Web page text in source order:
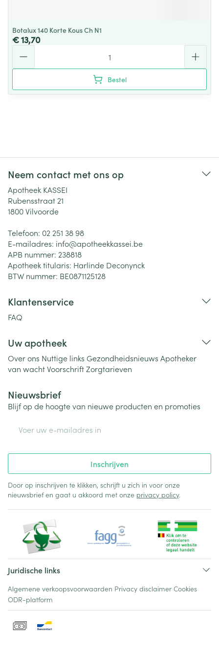
Botalux 140 Korte Kous Ch N1
€ 13,70
Bestel
Neem contact met ons op
Apotheek KASSEI
Rubensstraat 21
1800Vilvoorde
Telefoon: 02 251 38 98
E-mailadres: info@apotheekkassei.be
APB nummer: 238818
Apotheek titularis: Harlinde Deconynck
BTW nummer: BE0871125128
Klantenservice
FAQ
Uw apotheek
Over ons Nuttige links Gezondheidsnieuws Apotheker
van wachtVoorschriftZorgtarieven
Nieuwsbrief
Blijf op de hoogte van nieuwe producten en promoties
Inschrijven
Door op inschrijven te klikken, schrijft u zich in voor onze
nieuwsbrief en gaat u akkoord met onze privacy policy.
Juridische links
Algemene verkoopsvoorwaarden Privacy disclaimer Cookies
ODR-platform